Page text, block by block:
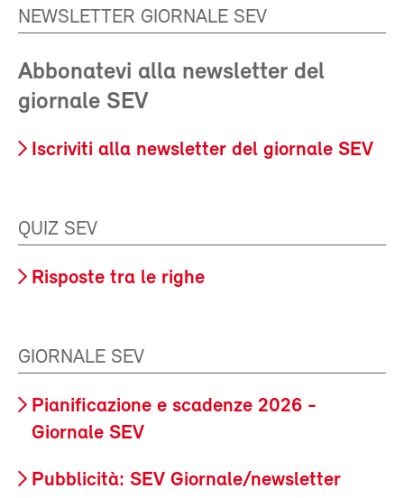
NEWSLETTER GIORNALE SEV
Abbonatevi alla newsletter del
giornale SEV
Iscriviti alla newsletter del giornale SEV
QUIZ SEV
Risposte tra le righe
GIORNALE SEV
Pianificazione e scadenze 2026 -
Giornale SEV
Pubblicità: SEV Giornale/newsletter